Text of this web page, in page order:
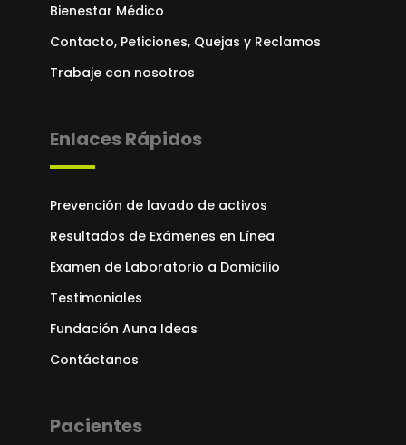
Bienestar Médico
Contacto, Peticiones, Quejas y Reclamos
Trabaje con nosotros
Enlaces Rápidos
Prevención de lavado de activos
Resultados de Exámenes en Línea
Examen de Laboratorio a Domicilio
Testimoniales
Fundación Auna Ideas
Contáctanos
Pacientes